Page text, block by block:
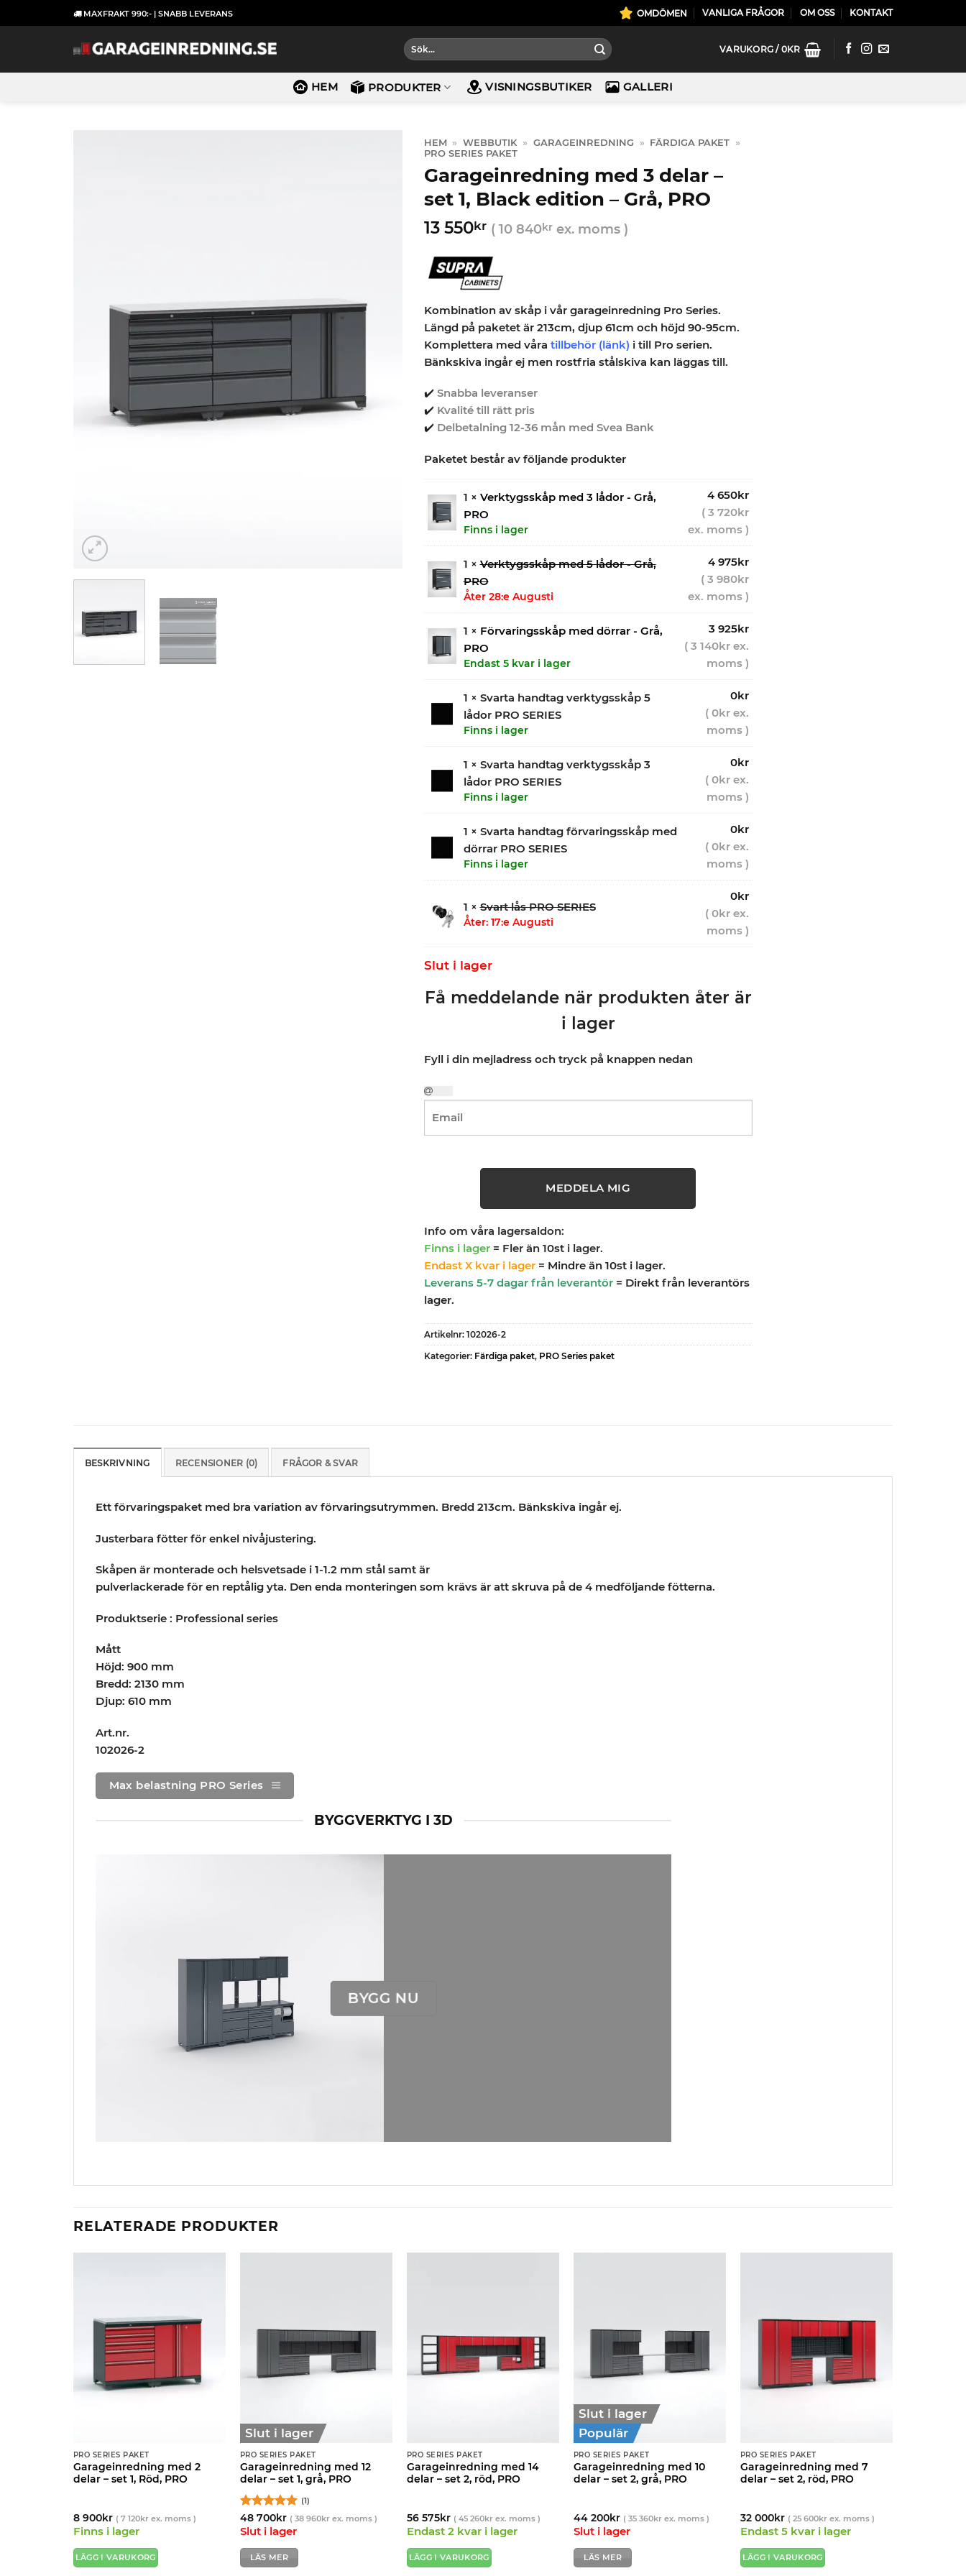
to
MAXFRAKT 990:- | SNABB LEVERANS OMDÖMEN VANLIGA FRÅGOR OM OSS KONTAKT
Sök
efter:
VARUKORG / 0KR
HEM PRODUKTER VISNINGSBUTIKER GALLERI
HEM » WEBBUTIK » GARAGEINREDNING » FÄRDIGA PAKET »
PRO SERIES PAKET
Garageinredning med 3 delar –
set 1, Black edition – Grå, PRO
13 550kr ( 10 840krex. moms )
Kombination av skåp i vår garageinredning Pro Series.
Längd på paketet är 213cm, djup 61cm och höjd 90-95cm.
Komplettera med våra tillbehör (länk) i till Pro serien.
Bänkskiva ingår ej men rostfria stålskiva kan läggas till.
✔️ Snabba leveranser
✔️ Kvalité till rätt pris
✔️ Delbetalning 12-36 mån med Svea Bank
Paketet består av följande produkter
1 × Verktygsskåp med 3 lådor - Grå,
PRO
Finns i lager
4 650kr
( 3 720kr
ex. moms )
1 ×Verktygsskåp med 5 lådor - Grå,
PRO
Åter 28:e Augusti
4 975kr
( 3 980kr
ex. moms )
1 × Förvaringsskåp med dörrar - Grå,
PRO
Endast 5 kvar i lager
3 925kr
( 3 140kr ex.
moms )
1 × Svarta handtag verktygsskåp 5
lådor PRO SERIES
Finns i lager
0kr
( 0kr ex.
moms )
1 × Svarta handtag verktygsskåp 3
lådor PRO SERIES
Finns i lager
0kr
( 0kr ex.
moms )
1 × Svarta handtag förvaringsskåp med
dörrar PRO SERIES
Finns i lager
0kr
( 0kr ex.
moms )
1 ×Svart lås PRO SERIES
Åter: 17:e Augusti
0kr
( 0kr ex.
moms )
Slut i lager
Få meddelande när produkten åter är
i lager
Fyll i din mejladress och tryck på knappen nedan
MEDDELA MIG
Info om våra lagersaldon:
Finns i lager = Fler än 10st i lager.
Endast X kvar i lager = Mindre än 10st i lager.
Leverans 5-7 dagar från leverantör= Direkt från leverantörs
lager.
Artikelnr: 102026-2
Kategorier: Färdiga paket, PRO Series paket
BESKRIVNING RECENSIONER (0) FRÅGOR & SVAR
Ett förvaringspaket med bra variation av förvaringsutrymmen. Bredd 213cm. Bänkskiva ingår ej.
Justerbara fötter för enkel nivåjustering.
Skåpen är monterade och helsvetsade i 1-1.2 mm stål samt är
pulverlackerade för en reptålig yta. Den enda monteringen som krävs är att skruva på de 4 medföljande fötterna.
Produktserie : Professional series
Mått
Höjd: 900 mm
Bredd: 2130 mm
Djup: 610 mm
Art.nr.
102026-2
Max belastning PRO Series
BYGGVERKTYG I 3D
BYGG NU
RELATERADE PRODUKTER
PRO SERIES PAKET
Garageinredning med 2
delar – set 1, Röd, PRO
8 900kr ( 7 120krex. moms )
Finns i lager
LÄGG I VARUKORG
Slut i lager
PRO SERIES PAKET
Garageinredning med 12
delar – set 1, grå, PRO
Betygsatt 5
av 5
(1)
48 700kr ( 38 960krex. moms )
Slut i lager
LÄS MER
PRO SERIES PAKET
Garageinredning med 14
delar – set 2, röd, PRO
56 575kr ( 45 260krex. moms )
Endast 2 kvar i lager
LÄGG I VARUKORG
Slut i lager
Populär
PRO SERIES PAKET
Garageinredning med 10
delar – set 2, grå, PRO
44 200kr ( 35 360krex. moms )
Slut i lager
LÄS MER
PRO SERIES PAKET
Garageinredning med 7
delar – set 2, röd, PRO
32 000kr ( 25 600krex. moms )
Endast 5 kvar i lager
LÄGG I VARUKORG